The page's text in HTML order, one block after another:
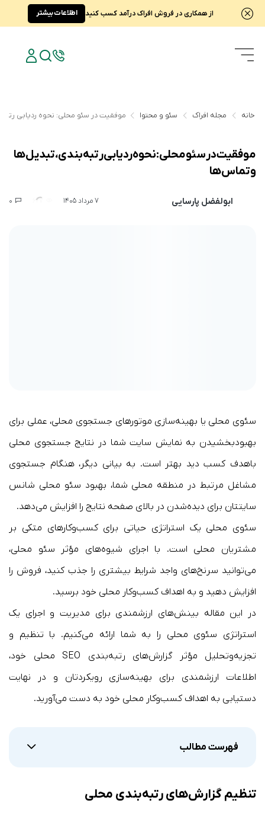
از همکاری در فروش افراک درآمد کسب کنید اطلاعات بیشتر
خانه مجله افراک سئو و محتوا موفقیت در سئو محلی: نحوه ردیابی
موفقیت در سئو محلی: نحوه ردیابی رتبه بندی، تبدیل‌ها
و تماس‌ها
ابولفضل پارسایی 7 مرداد 1405
سئوی محلی یا بهینه‌سازی موتورهای جستجوی محلی، عملی برای
بهبودبخشیدن به نمایش سایت شما در نتایج جستجوی محلی
باهدف کسب دید بهتر است. به بیانی دیگر، هنگام جستجوی
مشاغل مرتبط در منطقه محلی شما، بهبود سئو محلی شانس
سایتتان برای دیده‌شدن در بالای صفحه نتایج را افزایش می‌دهد.
سئوی محلی یک استراتژی حیاتی برای کسب‌وکارهای متکی بر
مشتریان محلی است. با اجرای شیوه‌های مؤثر سئو محلی،
می‌توانید سرنخ‌های واجد شرایط بیشتری را جذب کنید، فروش را
افزایش دهید و به اهداف کسب‌وکار محلی خود برسید.
در این مقاله بینش‌های ارزشمندی برای مدیریت و اجرای یک
استراتژی سئوی محلی را به شما ارائه می‌کنیم. با تنظیم و
تجزیه‌وتحلیل مؤثر گزارش‌های رتبه‌بندی SEO محلی خود،
اطلاعات ارزشمندی برای بهینه‌سازی رویکردتان و در نهایت
دستیابی به اهداف کسب‌وکار محلی خود به دست می‌آورید.
فهرست مطالب
تنظیم گزارش‌های رتبه‌بندی محلی